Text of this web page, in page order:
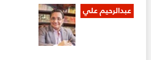
عبدالرحيم علي